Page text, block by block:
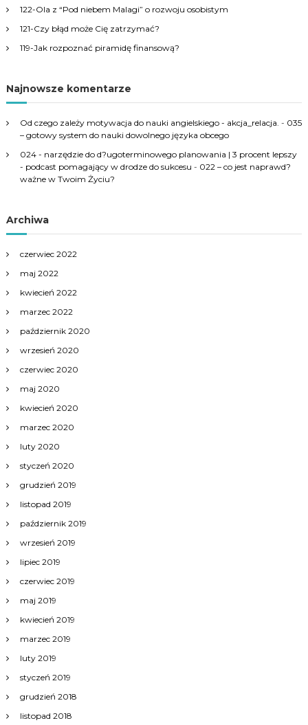
r
122-Ola z “Pod niebem Malagi” o rozwoju osobistym
121-Czy błąd może Cię zatrzymać?
119-Jak rozpoznać piramidę finansową?
Najnowsze komentarze
Od czego zależy motywacja do nauki angielskiego - akcja_relacja. - 035
– gotowy system do nauki dowolnego języka obcego
024 - narzędzie do d?ugoterminowego planowania | 3 procent lepszy
- podcast pomagający w drodze do sukcesu - 022 – co jest naprawd?
ważne w Twoim Życiu?
Archiwa
czerwiec 2022
maj 2022
kwiecień 2022
marzec 2022
październik 2020
wrzesień 2020
czerwiec 2020
maj 2020
kwiecień 2020
marzec 2020
luty 2020
styczeń 2020
grudzień 2019
listopad 2019
październik 2019
wrzesień 2019
lipiec 2019
czerwiec 2019
maj 2019
kwiecień 2019
marzec 2019
luty 2019
styczeń 2019
grudzień 2018
listopad 2018